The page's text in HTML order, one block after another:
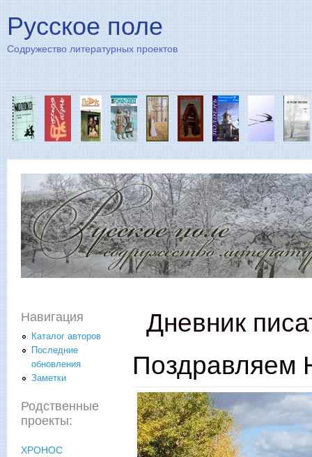
Русское поле
Содружество литературных проектов
Дневник
Поздравляем
Навигация
Каталог авторов
Последние
обновления
Заметки
Родственные
проекты:
ХРОНОС